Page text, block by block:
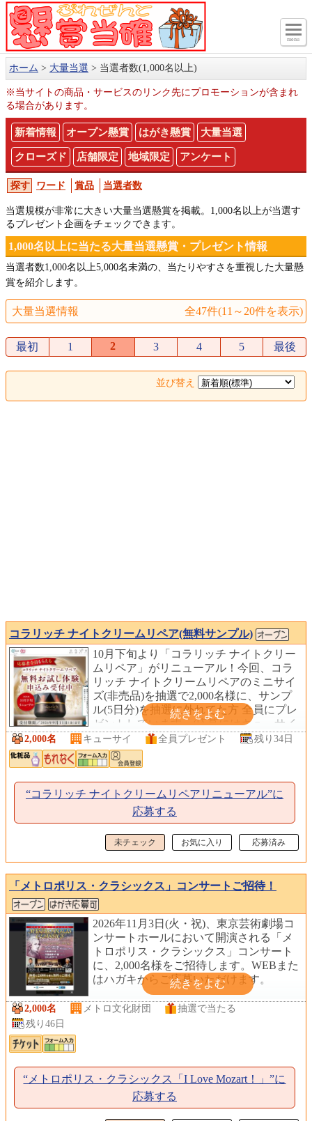
menu
ホーム 大量当選 当選者数(1,000名以上)
※当サイトの商品・サービスのリンク先にプロモーションが含まれ
る場合があります。
新着情報 オープン懸賞 はがき懸賞 大量当選
クローズド 店舗限定 地域限定 アンケート
ワード 賞品 当選者数
当選規模が非常に大きい大量当選懸賞を掲載。1,000名以上が当選す
るプレゼント企画をチェックできます。
1,000名以上に当たる大量当選懸賞・プレゼント情報
当選者数1,000名以上5,000名未満の、当たりやすさを重視した大量懸
賞を紹介します。
大量当選情報 全47件(11～20件を表示)
最初 1 2 3 4 5 最後
並び替え
コラリッチ ナイトクリームリペア(無料サンプル)
10月下旬より「コラリッチ ナイトクリー
ムリペア」がリニューアル！今回、コラ
リッチ ナイトクリームリペアのミニサイ
ズ(非売品)を抽選で2,000名様に、サンプ
ル(5日分)を抽選に外れてた方 全員にプレ
ゼントしています。(応募にはキューサイ
への会員登録が必要)
2,000名 キューサイ 全員プレゼント 残り34日
“コラリッチ ナイトクリームリペアリニューアル”に
応募する
未チェック お気に入り 応募済み
「メトロポリス・クラシックス」コンサートご招待！
2026年11月3日(火・祝)、東京芸術劇場コ
ンサートホールにおいて開演される「メ
トロポリス・クラシックス」コンサート
に、2,000名様をご招待します。WEBまた
はハガキからご応募いただけます。
2,000名 メトロ文化財団
抽選で当たる
残り46日
“メトロポリス・クラシックス「I Love Mozart！」”に
応募する